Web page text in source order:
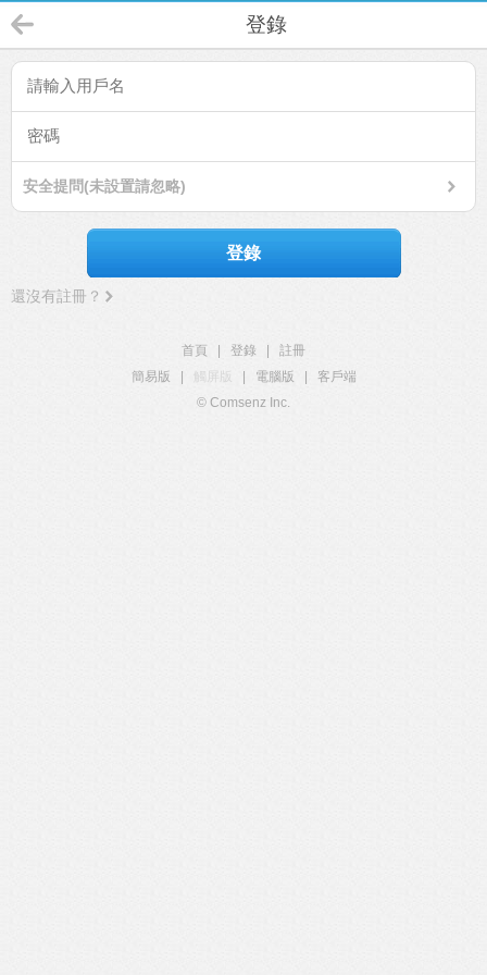
登錄
安全提問(未設置請忽略)
登錄
還沒有註冊？
首頁 登錄
註冊
簡易版
觸屏版 電腦版
客戶端
© Comsenz Inc.